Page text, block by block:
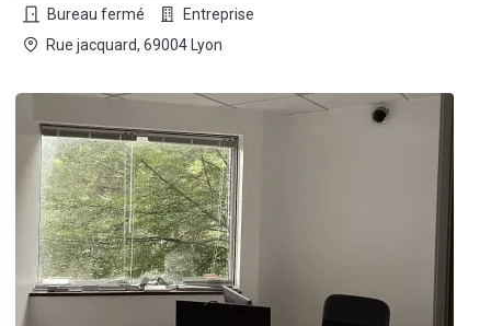
Bureau fermé
Entreprise
Rue jacquard, 69004 Lyon